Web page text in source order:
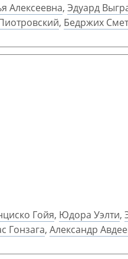
Алексеевна, Эдуард
, Бедржих
Гойя, Юдора Уэлти,
Гонзага, Александр